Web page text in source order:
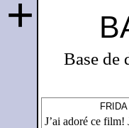
Base de
+
J’ai adoré ce film!